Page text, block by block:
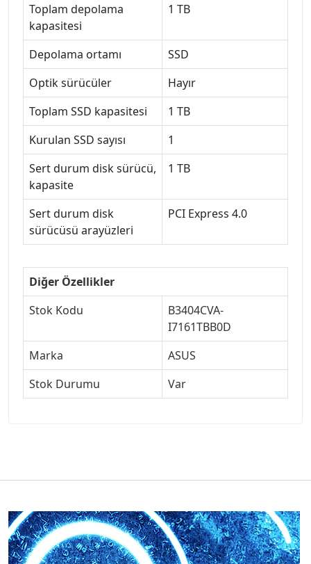
Toplam depolama
kapasitesi
1 TB
Depolama ortamı
SSD
Optik sürücüler
Hayır
Toplam SSD kapasitesi
1 TB
Kurulan SSD sayısı
1
Sert durum disk sürücü,
kapasite
1 TB
Sert durum disk
sürücüsü arayüzleri
PCI Express 4.0
Diğer Özellikler
Stok Kodu
B3404CVA-
I7161TBB0D
Marka
ASUS
Stok Durumu
Var